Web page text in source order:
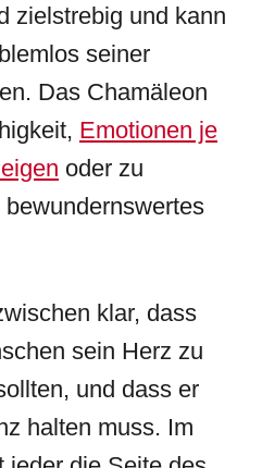
zielstrebig und kann
seiner
Das Chamäleon
Emotionen je
oder zu
klar, dass
sein Herz zu
und dass er
halten muss. Im